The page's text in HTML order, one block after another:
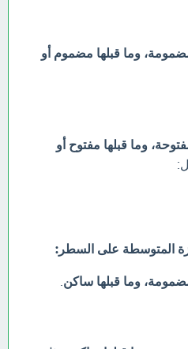
وما قبلها مضموم أو
وما قبلها مفتوح أو
المتوسطة على السطر:
وما قبلها ساكن